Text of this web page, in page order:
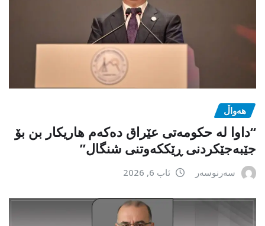
هەواڵ
“داوا لە حكومەتی عێراق دەكەم هاریكار بن بۆ
جێبەجێكردنی ڕێككەوتنی شنگال”
سەرنوسەر ئاب 6, 2026